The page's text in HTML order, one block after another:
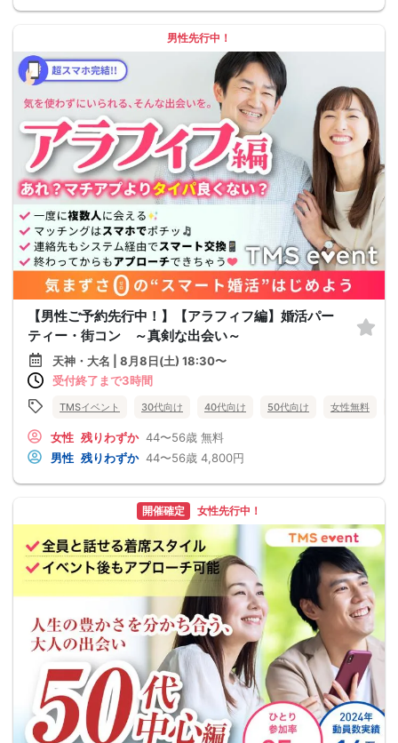
男性先行中！
【男性ご予約先行中！】【アラフィフ編】婚活パー
ティー・街コン ～真剣な出会い～
天神・大名 | 8月8日(土) 18:30〜
受付終了まで3時間
TMSイベント 30代向け 40代向け 50代向け 女性無料
女性 残りわずか 44〜56歳 無料
男性 残りわずか 44〜56歳 4,800円
開催確定 女性先行中！